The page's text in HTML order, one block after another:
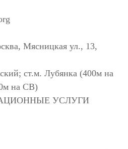
Мясницкая ул., 13,
ст.м. Лубянка (400м на
на СВ)
УСЛУГИ